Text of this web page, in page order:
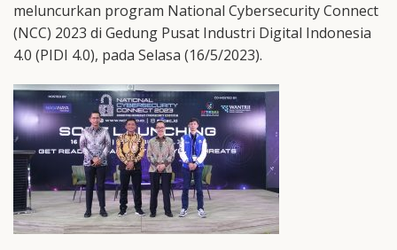
meluncurkan program National Cybersecurity Connect
(NCC) 2023 di Gedung Pusat Industri Digital Indonesia
4.0 (PIDI 4.0), pada Selasa (16/5/2023).